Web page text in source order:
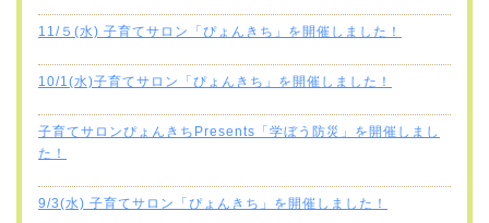
11/５(水) 子育てサロン「ぴょんきち」を開催しました！
10/1(水)子育てサロン「ぴょんきち」を開催しました！
子育てサロンぴょんきちPresents「学ぼう防災」を開催しまし
た！
9/3(水) 子育てサロン「ぴょんきち」を開催しました！